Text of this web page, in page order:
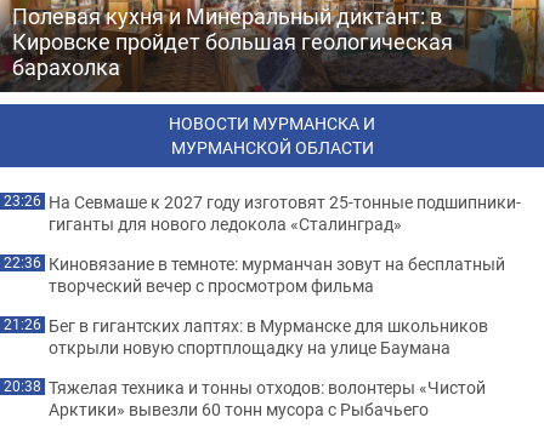
Полевая кухня и Минеральный диктант: в
Кировске пройдет большая геологическая
барахолка
НОВОСТИ МУРМАНСКА И
МУРМАНСКОЙ ОБЛАСТИ
23:26 На Севмаше к 2027 году изготовят 25-тонные подшипники-
гиганты для нового ледокола «Сталинград»
22:36 Киновязание в темноте: мурманчан зовут на бесплатный
творческий вечер с просмотром фильма
21:26 Бег в гигантских лаптях: в Мурманске для школьников
открыли новую спортплощадку на улице Баумана
20:38 Тяжелая техника и тонны отходов: волонтеры «Чистой
Арктики» вывезли 60 тонн мусора с Рыбачьего